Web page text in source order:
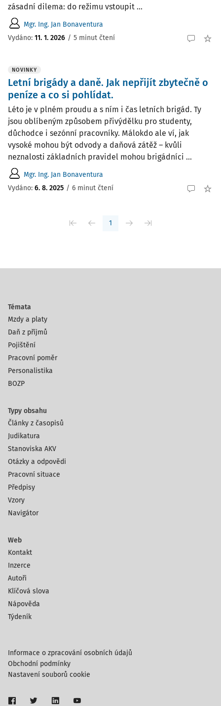
zásadní dilema: do režimu vstoupit ...
Mgr. Ing. Jan Bonaventura
Vydáno: 11. 1. 2026 / 5 minut čtení
NOVINKY
Letní brigády a daně. Jak nepřijít zbytečně o
peníze a co si pohlídat.
Léto je v plném proudu a s ním i čas letních brigád. Ty
jsou oblíbeným způsobem přivýdělku pro studenty,
důchodce i sezónní pracovníky. Málokdo ale ví, jak
vysoké mohou být odvody a daňová zátěž – kvůli
neznalosti základních pravidel mohou brigádníci ...
Mgr. Ing. Jan Bonaventura
Vydáno: 6. 8. 2025 / 6 minut čtení
1
Témata
Mzdy a platy
Daň z příjmů
Pojištění
Pracovní poměr
Personalistika
BOZP
Typy obsahu
Články z časopisů
Judikatura
Stanoviska AKV
Otázky a odpovědi
Pracovní situace
Předpisy
Vzory
Navigátor
Web
Kontakt
Inzerce
Autoři
Klíčová slova
Nápověda
Týdeník
Informace o zpracování osobních údajů
Obchodní podmínky
Nastavení souborů cookie